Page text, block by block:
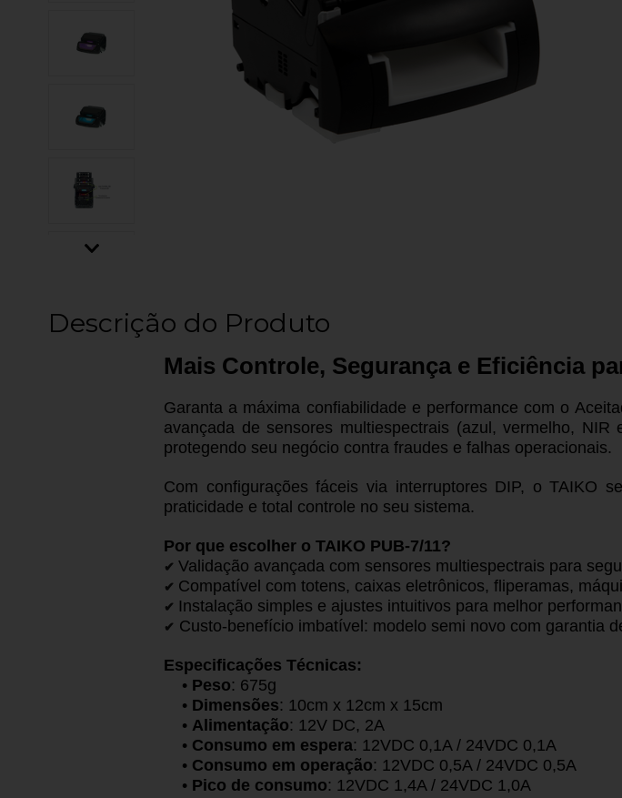
Descrição do Produto
Mais Controle, Segurança e Eficiência
Garanta a máxima confiabilidade e performance com o
avançada de sensores multiespectrais (azul, vermelho,
protegendo seu negócio contra fraudes e falhas operacionais.
Com configurações fáceis via interruptores DIP, o TAIKO
praticidade e total controle no seu sistema.
Por que escolher o TAIKO PUB-7/11?
✔ Validação avançada com sensores multiespectrais para
✔ Compatível com totens, caixas eletrônicos, fliperamas,
✔ Instalação simples e ajustes intuitivos para melhor
✔ Custo-benefício imbatível: modelo semi novo com garantia
Especificações Técnicas:
• Peso: 675g
• Dimensões: 10cm x 12cm x 15cm
• Alimentação: 12V DC, 2A
• Consumo em espera: 12VDC 0,1A / 24VDC 0,1A
• Consumo em operação: 12VDC 0,5A / 24VDC 0,5A
• Pico de consumo: 12VDC 1,4A / 24VDC 1,0A